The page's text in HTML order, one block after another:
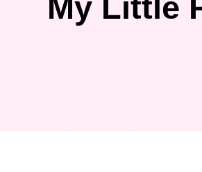
My Little